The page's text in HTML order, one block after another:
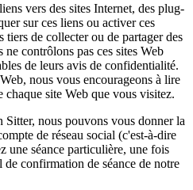
vers des sites Internet, des plug-
sur ces liens ou activer ces
tiers de collecter ou de partager des
contrôlons pas ces sites Web
de leurs avis de confidentialité.
nous vous encourageons à lire
site Web que vous visitez.
Sitter, nous pouvons vous donner la
de réseau social (c'est-à-dire
une séance particulière, une fois
confirmation de séance de notre